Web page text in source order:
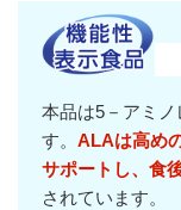
本品は5－アミ
す。 ALAは高め
サポートし、食
されています。